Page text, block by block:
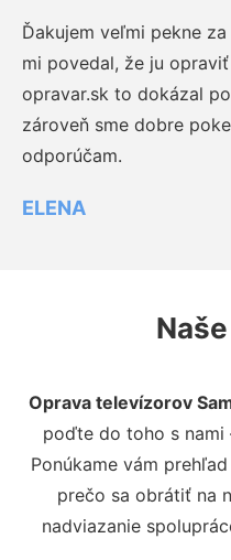
Ďakujem veľmi pekne
mi povedal, že ju
opravar.sk to dokázal
zároveň sme dobre
odporúčam.
ELENA
Oprava televízorov
poďte do toho s nami
Ponúkame vám
prečo sa obrátiť na
nadviazanie